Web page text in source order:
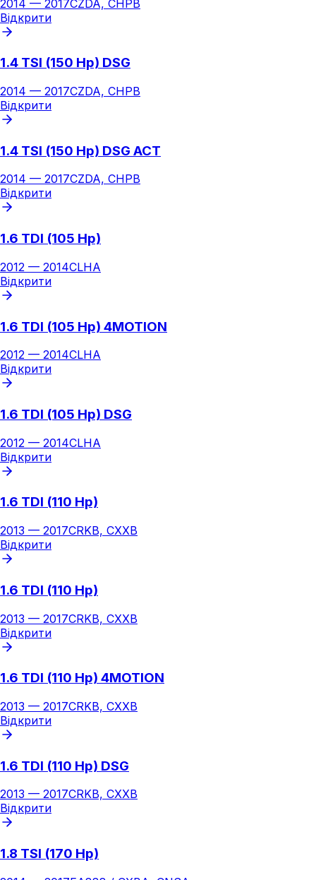
2014 — 2017CZDA, CHPB
Відкрити
1.4 TSI (150 Hp) DSG
2014 — 2017CZDA, CHPB
Відкрити
1.4 TSI (150 Hp) DSG ACT
2014 — 2017CZDA, CHPB
Відкрити
1.6 TDI (105 Hp)
2012 — 2014CLHA
Відкрити
1.6 TDI (105 Hp) 4MOTION
2012 — 2014CLHA
Відкрити
1.6 TDI (105 Hp) DSG
2012 — 2014CLHA
Відкрити
1.6 TDI (110 Hp)
2013 — 2017CRKB, CXXB
Відкрити
1.6 TDI (110 Hp)
2013 — 2017CRKB, CXXB
Відкрити
1.6 TDI (110 Hp) 4MOTION
2013 — 2017CRKB, CXXB
Відкрити
1.6 TDI (110 Hp) DSG
2013 — 2017CRKB, CXXB
Відкрити
1.8 TSI (170 Hp)